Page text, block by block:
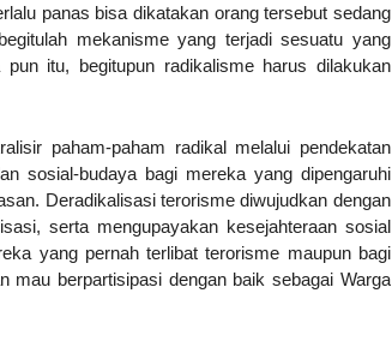
panas bisa dikatakan orang tersebut sedang
mekanisme yang terjadi sesuatu yang
itu, begitupun radikalisme harus dilakukan
paham-paham radikal melalui pendekatan
sosial-budaya bagi mereka yang dipengaruhi
Deradikalisasi terorisme diwujudkan dengan
serta mengupayakan kesejahteraan sosial
yang pernah terlibat terorisme maupun bagi
mau berpartisipasi dengan baik sebagai Warga